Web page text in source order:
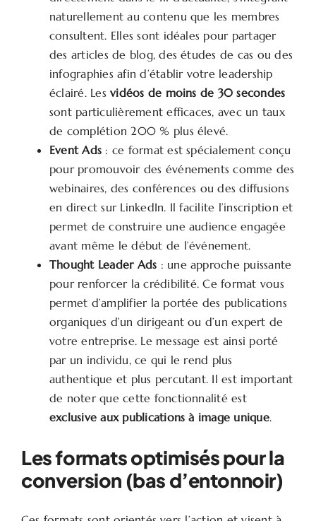
naturellement au contenu que les membres
consultent. Elles sont idéales pour partager
des articles de blog, des études de cas ou des
infographies afin d’établir votre leadership
éclairé. Lesvidéos de moins de 30 secondes
sont particulièrement efficaces, avec un taux
de complétion 200 % plus élevé.
Event Ads : ce format est spécialement conçu
pour promouvoir des événements comme des
webinaires, des conférences ou des diffusions
en direct sur LinkedIn. Il facilite l’inscription et
permet de construire une audience engagée
avant même le début de l’événement.
Thought Leader Ads : une approche puissante
pour renforcer la crédibilité. Ce format vous
permet d’amplifier la portée des publications
organiques d’un dirigeant ou d’un expert de
votre entreprise. Le message est ainsi porté
par un individu, ce qui le rend plus
authentique et plus percutant. Il est important
de noter que cette fonctionnalité est
exclusive aux publications à image unique.
Les formats optimisés pour la
conversion (bas d’entonnoir)